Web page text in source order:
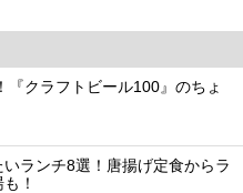
『クラフトビール100』のちょ
いランチ8選！唐揚げ定食からラ
！